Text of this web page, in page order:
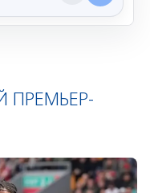
ПРЕМЬЕР-